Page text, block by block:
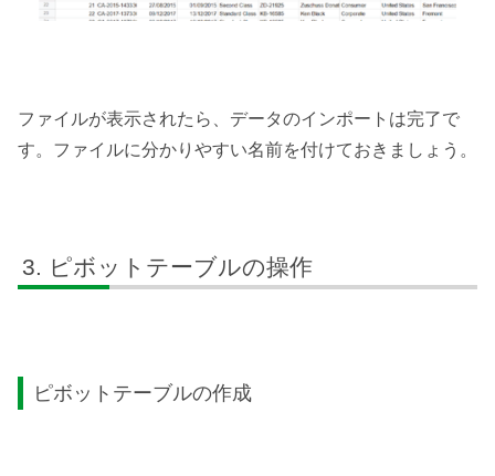
ファイルが表示されたら、データのインポートは完了で
す。ファイルに分かりやすい名前を付けておきましょう。
ピボットテーブルの操作
ピボットテーブルの作成